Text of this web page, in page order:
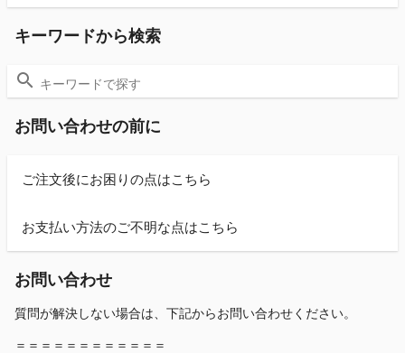
キーワードから検索
お問い合わせの前に
ご注文後にお困りの点はこちら
お支払い方法のご不明な点はこちら
お問い合わせ
質問が解決しない場合は、下記からお問い合わせください。
＝＝＝＝＝＝＝＝＝＝＝＝